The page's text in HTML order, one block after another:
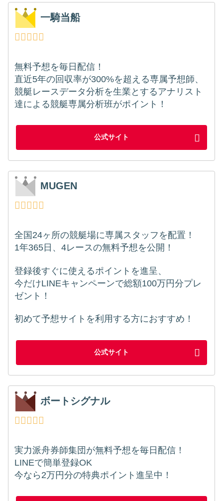
一騎当船
無料予想を毎日配信！
直近5年の回収率が300%を超える専属予想師、
競艇レースデータ分析を生業とするアナリスト
達による競艇専属分析班がポイント！
公式サイト
MUGEN
全国24ヶ所の競艇場に専属スタッフを配置！
1年365日、4レースの無料予想を公開！
登録後すぐに使えるポイントを進呈、
今だけLINEキャンペーンで総額100万円分プレ
ゼント！
初めて予想サイトを利用する方におすすめ！
公式サイト
ボートシグナル
実力派舟券師集団が無料予想を毎日配信！
LINEで簡単登録OK
今なら2万円分の特典ポイント進呈中！